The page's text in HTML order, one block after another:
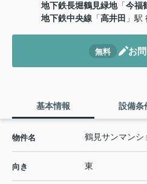
地下鉄長堀鶴見緑地「今福
地下鉄中央線 「高井田 」駅
無料 お
基本情報 設備条
物件名 鶴見サンマンシ
向き 東